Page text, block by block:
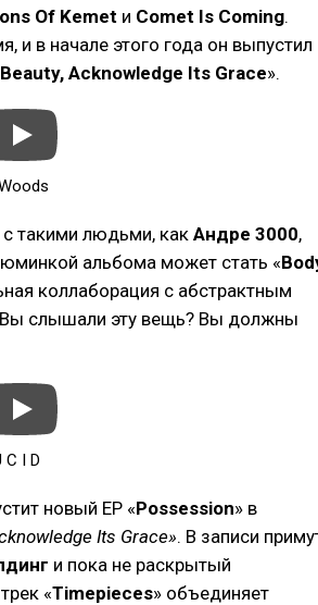
Of Kemet и Comet Is Coming.
и в начале этого года он выпустил
Acknowledge Its Grace».
с такими людьми, как Андре 3000,
альбома может стать «
коллаборация с абстрактным
слышали эту вещь? Вы должны
I D
новый EP «Possession» в
Its Grace». В записи
и пока не раскрытый
«Timepieces» объединяет